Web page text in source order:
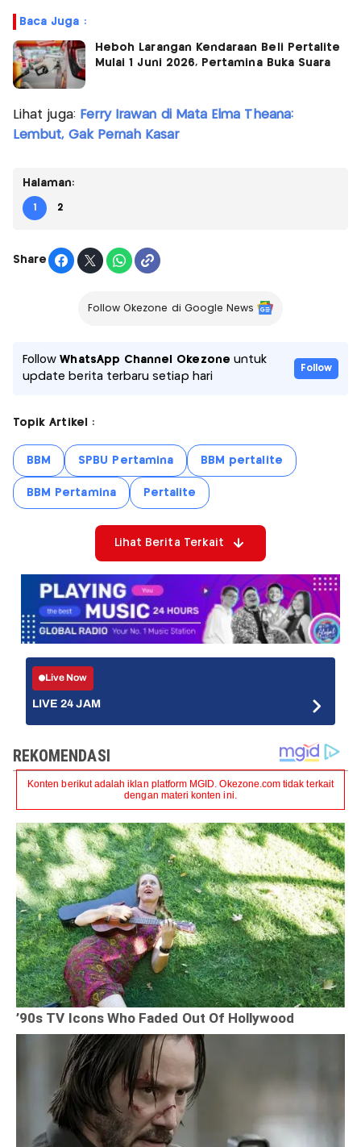
Baca Juga :
Heboh Larangan Kendaraan Beli Pertalite
Mulai 1 Juni 2026, Pertamina Buka Suara
Lihat juga: Ferry Irawan di Mata Elma Theana:
Lembut, Gak Pernah Kasar
Halaman:
1 2
Share
Follow Okezone di Google News
FollowWhatsApp Channel Okezone untuk
update berita terbaru setiap hari
Follow
Topik Artikel :
BBM SPBU Pertamina BBM pertalite
BBM Pertamina Pertalite
Lihat Berita Terkait
Live Now
LIVE 24 JAM